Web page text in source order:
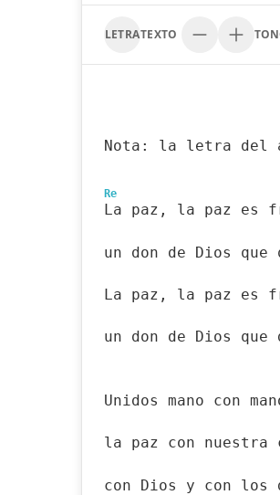
LETRATEXTO
Nota: la letra del
Re
La paz, la paz es
un don de Dios que
La paz, la paz es
un don de Dios que
Unidos mano con
la paz con nuestra
con Dios y con los